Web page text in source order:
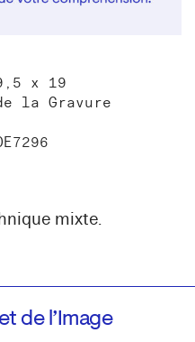
x 19
la Gravure
mixte.
de l’Image